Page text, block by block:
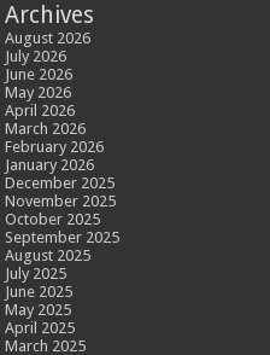
Archives
August 2026
July 2026
June 2026
May 2026
April 2026
March 2026
February 2026
January 2026
December 2025
November 2025
October 2025
September 2025
August 2025
July 2025
June 2025
May 2025
April 2025
March 2025